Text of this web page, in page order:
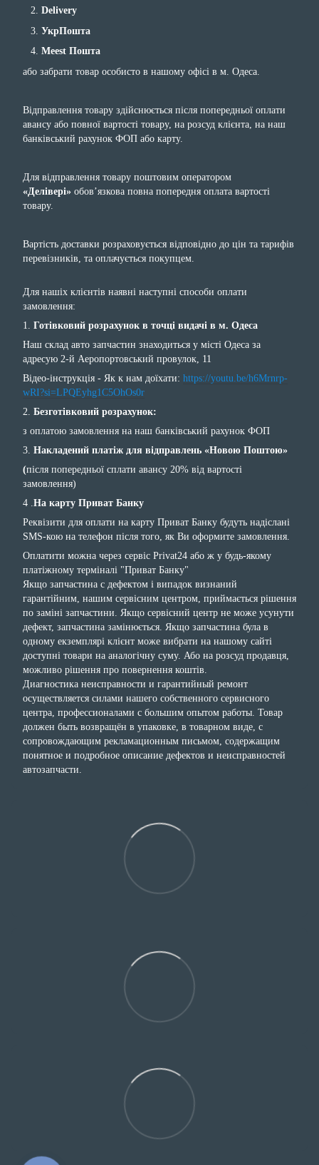
Delivery
УкрПошта
Meest Пошта
або забрати товар особисто в нашому офісі в м. Одеса.
Відправлення товару здійснюється після попередньої оплати
авансу або повної вартості товару, на розсуд клієнта, на наш
банківський рахунок ФОП або карту.
Для відправлення товару поштовим оператором
«Делівері» обов’язкова повна попередня оплата вартості
товару.
Вартість доставки розраховується відповідно до цін та тарифів
перевізників, та оплачується покупцем.
Для нашіх клієнтів наявні наступні способи оплати
замовлення:
1. Готівковий розрахунок в точці видачі в м. Одеса
Наш склад авто запчастин знаходиться у місті Одеса за
адресую 2-й Аеропортовський провулок, 11
Відео-інструкція - Як к нам доїхати: https://youtu.be/h6Mrnrp-
wRI?si=LPQEyhg1C5OhOs0r
2. Безготівковий розрахунок:
з оплатою замовлення на наш банківський рахунок ФОП
3. Накладений платіж для відправлень «Новою Поштою»
(після попередньої сплати авансу 20% від вартості
замовлення)
4 . На карту Приват Банку
Реквізити для оплати на карту Приват Банку будуть надіслані
SMS-кою на телефон після того, як Ви оформите замовлення.
Оплатити можна через сервіс Privat24 або ж у будь-якому
платіжному терміналі "Приват Банку"
Якщо запчастина с дефектом і випадок визнаний
гарантійним, нашим сервісним центром, приймається рішення
по заміні запчастини. Якщо сервісний центр не може усунути
дефект, запчастина замінюється. Якщо запчастина була в
одному екземплярі клієнт може вибрати на нашому сайті
доступні товари на аналогічну суму. Або на розсуд продавця,
можливо рішення про повернення коштів.
Диагностика неисправности и гарантийный ремонт
осуществляется силами нашего собственного сервисного
центра, профессионалами с большим опытом работы. Товар
должен быть возвращён в упаковке, в товарном виде, с
сопровождающим рекламационным письмом, содержащим
понятное и подробное описание дефектов и неисправностей
автозапчасти.